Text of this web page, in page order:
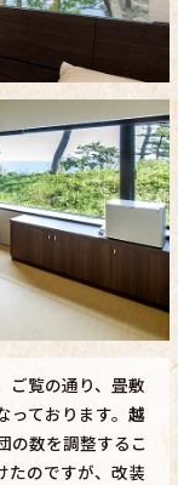
ご覧の通り、畳敷
ております。 越
の数を調整するこ
たのですが、改装